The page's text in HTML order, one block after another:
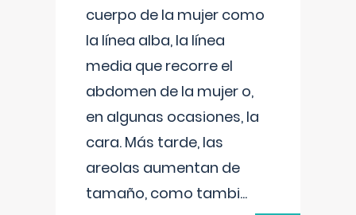
cuerpo de la mujer como
la línea alba, la línea
media que recorre el
abdomen de la mujer o,
en algunas ocasiones, la
cara. Más tarde, las
areolas aumentan de
tamaño, como tambi...